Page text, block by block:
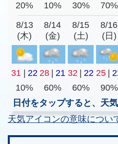
20%
10% 30% 70%
8/13
(木)
8/14
(金)
8/15
(土)
8/16
(日)
31 22 28 21 32 22 25
10%
60% 60% 90%
日付をタップすると、天
天気アイコンの意味につい